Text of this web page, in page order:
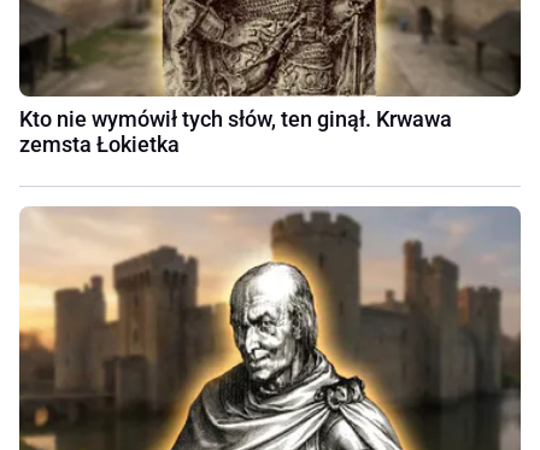
Kto nie wymówił tych słów, ten ginął. Krwawa
zemsta Łokietka